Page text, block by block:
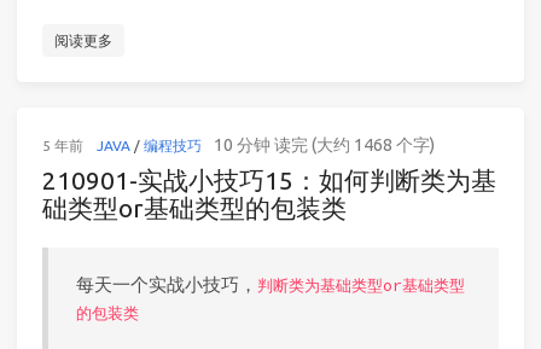
阅读更多
5 年前 JAVA/ 编程技巧 10 分钟 读完 (大约 1468 个字)
210901-实战小技巧15：如何判断类为基
础类型or基础类型的包装类
每天一个实战小技巧， 判断类为基础类型or基础类型
的包装类